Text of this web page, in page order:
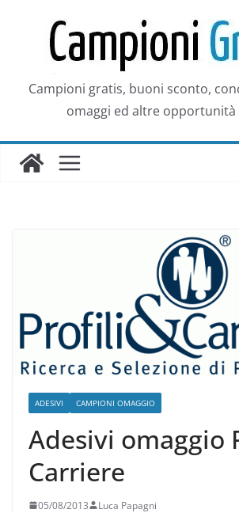
contenuto
Campioni gratis, buoni sconto,
omaggi ed altre opportunità
ADESIVI CAMPIONI OMAGGIO
Adesivi omaggio
Carriere
05/08/2013 Luca Papagni